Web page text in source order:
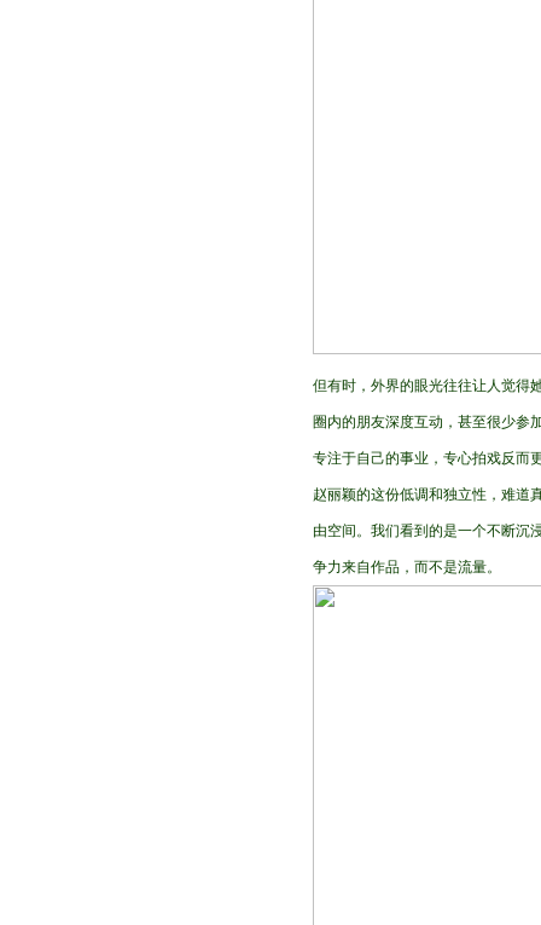
但有时，外界的眼光往往让人觉得
圈内的朋友深度互动，甚至很少参
专注于自己的事业，专心拍戏反而
赵丽颖的这份低调和独立性，难道
由空间。我们看到的是一个不断沉
争力来自作品，而不是流量。